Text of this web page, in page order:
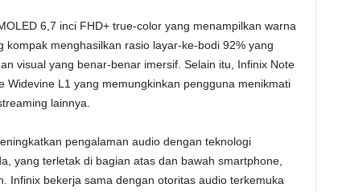
6,7 inci FHD+ true-color yang menampilkan warna
kompak menghasilkan rasio layar-ke-bodi 92% yang
visual yang benar-benar imersif. Selain itu, Infinix Note
Widevine L1 yang memungkinkan pengguna menikmati
lainnya.
pengalaman audio dengan teknologi
yang terletak di bagian atas dan bawah smartphone,
Infinix bekerja sama dengan otoritas audio terkemuka